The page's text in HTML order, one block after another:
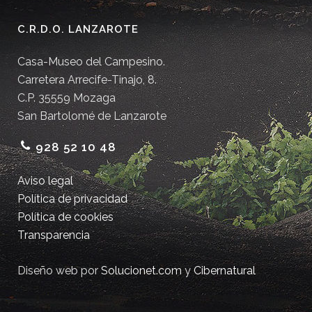
C.R.D.O. LANZAROTE
Casa-Museo del Campesino.
Carretera Arrecife-Tinajo, 8.
C.P. 35559 Mozaga
San Bartolomé de Lanzarote
928 52 10 48
Aviso legal
Política de privacidad
Política de cookies
Transparencia
Diseño web porSolucionet.comyCibernatural